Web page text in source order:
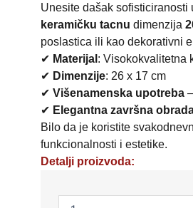
Unesite dašak sofisticiranosti
keramičku tacnu dimenzija
poslastica ili kao dekorativni
✔ Materijal : Visokokvalitetna
✔ Dimenzije: 26 x 17 cm
✔ Višenamenska upotreba
✔ Elegantna završna
Bilo da je koristite
funkcionalnosti i estetike.
Detalji proizvoda: